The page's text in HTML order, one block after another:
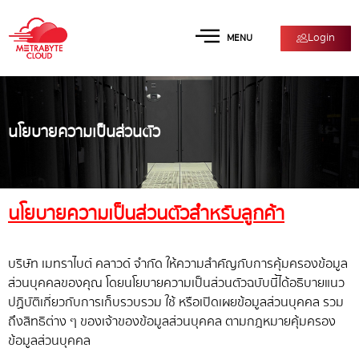
MENU Login
นโยบายความเป็นส่วนตัว
นโยบายความเป็นส่วนตัวสำหรับลูกค้า
บริษัท เมทราไบต์ คลาวด์ จำกัด ให้ความสำคัญกับการคุ้มครองข้อมูล
ส่วนบุคคลของคุณ โดยนโยบายความเป็นส่วนตัวฉบับนี้ได้อธิบายแนว
ปฏิบัติเกี่ยวกับการเก็บรวบรวม ใช้ หรือเปิดเผยข้อมูลส่วนบุคคล รวม
ถึงสิทธิต่าง ๆ ของเจ้าของข้อมูลส่วนบุคคล ตามกฎหมายคุ้มครอง
ข้อมูลส่วนบุคคล